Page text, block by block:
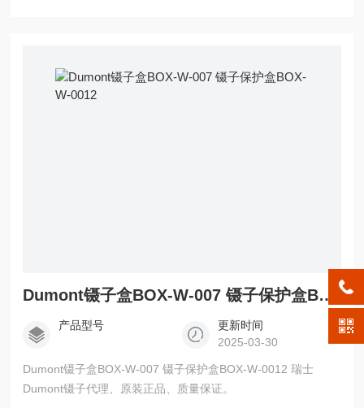
Dumont镊子盒BOX-W-007 镊子保护盒BOX-W-0012
产品型号
更新时间
2025-03-30
Dumont镊子盒BOX-W-007 镊子保护盒BOX-W-0012 瑞士
Dumont镊子代理、原装正品、质量保证。